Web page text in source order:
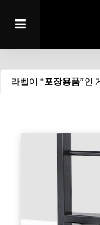
라벨이 포장용품 인